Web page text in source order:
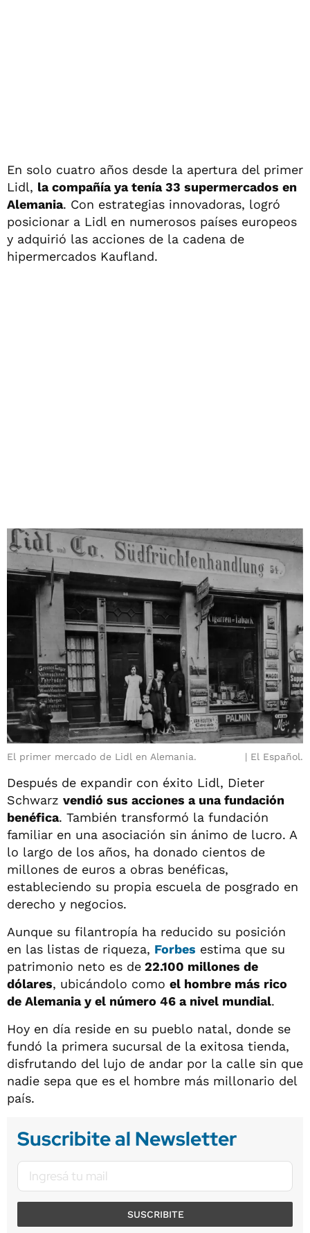
En solo cuatro años desde la apertura del primer
Lidl, la compañía ya tenía 33 supermercados en
Alemania. Con estrategias innovadoras, logró
posicionar a Lidl en numerosos países europeos
y adquirió las acciones de la cadena de
hipermercados Kaufland.
El primer mercado de Lidl en Alemania. El Español.
Después de expandir con éxito Lidl, Dieter
Schwarz vendió sus acciones a una fundación
benéfica. También transformó la fundación
familiar en una asociación sin ánimo de lucro. A
lo largo de los años, ha donado cientos de
millones de euros a obras benéficas,
estableciendo su propia escuela de posgrado en
derecho y negocios.
Aunque su filantropía ha reducido su posición
en las listas de riqueza, Forbes estima que su
patrimonio neto es de 22.100 millones de
dólares, ubicándolo como el hombre más rico
de Alemania y el número 46 a nivel mundial.
Hoy en día reside en su pueblo natal, donde se
fundó la primera sucursal de la exitosa tienda,
disfrutando del lujo de andar por la calle sin que
nadie sepa que es el hombre más millonario del
país.
Suscribite al Newsletter
SUSCRIBITE